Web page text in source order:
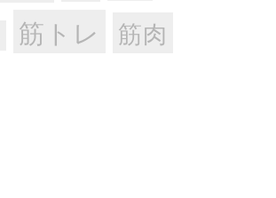
筋トレ 筋肉